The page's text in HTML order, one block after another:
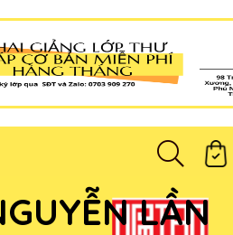
LẦN